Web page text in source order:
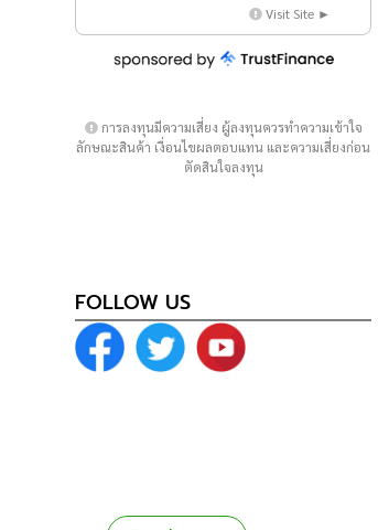
Visit Site ►
การลงทุนมีความเสี่ยง ผู้ลงทุนควรทำความเข้าใจ
ลักษณะสินค้า เงื่อนไขผลตอบแทน และความเสี่ยงก่อน
ตัดสินใจลงทุน
FOLLOW US